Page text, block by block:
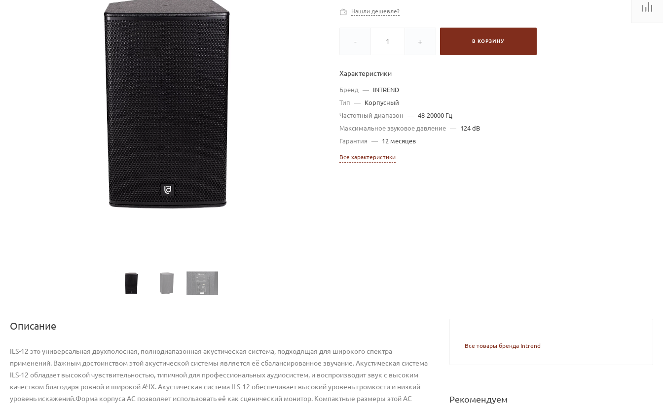
Нашли дешевле?
- + В КОРЗИНУ
Характеристики
Бренд —
INTREND
Тип
—
Корпусный
Частотный диапазон
— 48-20000 Гц
Максимальное звуковое давление —
124 dB
Гарантия
— 12 месяцев
Все характеристики
Описание
ILS-12 это универсальная двухполосная, полнодиапазонная акустическая система, подходящая для широкого спектра
применений. Важным достоинством этой акустической системы является её сбалансированное звучание. Акустическая система
ILS-12 обладает высокой чувствительностью, типичной для профессиональных аудиосистем, и воспроизводит звук с высоким
качеством благодаря ровной и широкой АЧХ. Акустическая система ILS-12 обеспечивает высокий уровень громкости и низкий
уровень искажений.Форма корпуса АС позволяет использовать её как сценический монитор. Компактные размеры этой АС
Все товары бренда Intrend
Рекомендуем